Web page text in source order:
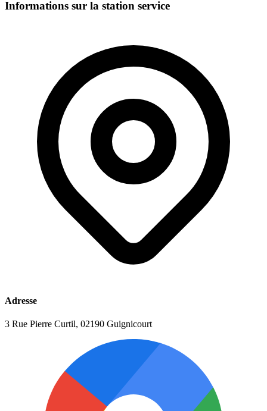
Informations sur la station service
Adresse
3 Rue Pierre Curtil, 02190 Guignicourt